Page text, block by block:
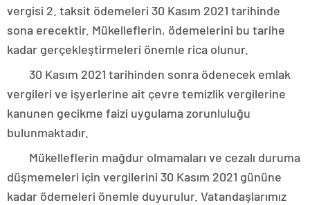
vergisi 2. taksit ödemeleri 30 Kasım 2021 tarihinde
sona erecektir. Mükelleflerin, ödemelerini bu tarihe
kadar gerçekleştirmeleri önemle rica olunur.
30 Kasım 2021 tarihinden sonra ödenecek emlak
vergileri ve işyerlerine ait çevre temizlik vergilerine
kanunen gecikme faizi uygulama zorunluluğu
bulunmaktadır.
Mükelleflerin mağdur olmamaları ve cezalı duruma
düşmemeleri için vergilerini 30 Kasım 2021 gününe
kadar ödemeleri önemle duyurulur. Vatandaşlarımız